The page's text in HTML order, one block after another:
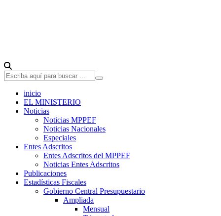
inicio
EL MINISTERIO
Noticias
Noticias MPPEF
Noticias Nacionales
Especiales
Entes Adscritos
Entes Adscritos del MPPEF
Noticias Entes Adscritos
Publicaciones
Estadísticas Fiscales
Gobierno Central Presupuestario
Ampliada
Mensual